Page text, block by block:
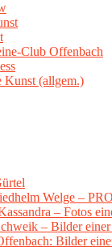
Club Offenbach
Kunst (allgem.)
Welge –
– Fotos
– Bilder
Bilder